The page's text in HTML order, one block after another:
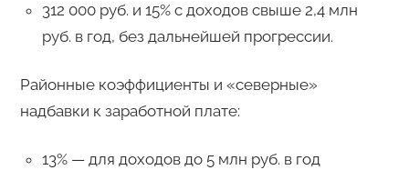
312 000 руб. и 15% с доходов свыше 2,4 млн
руб. в год, без дальнейшей прогрессии.
Районные коэффициенты и «северные»
надбавки к заработной плате:
13% — для доходов до 5 млн руб. в год